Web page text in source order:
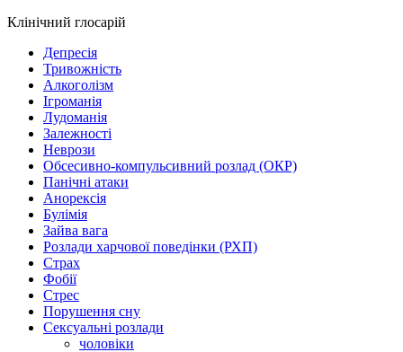
Клінічний глосарій
Депресія
Тривожність
Алкоголізм
Ігроманія
Лудоманія
Залежності
Неврози
Обсесивно-компульсивний розлад (ОКР)
Панічні атаки
Анорексія
Булімія
Зайва вага
Розлади харчової поведінки (РХП)
Страх
Фобії
Стрес
Порушення сну
Сексуальні розлади
чоловіки